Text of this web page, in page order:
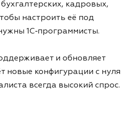
кадровых,
настроить её под
1С‑программисты.
и обновляет
новые конфигурации с нуля
всегда высокий спрос.